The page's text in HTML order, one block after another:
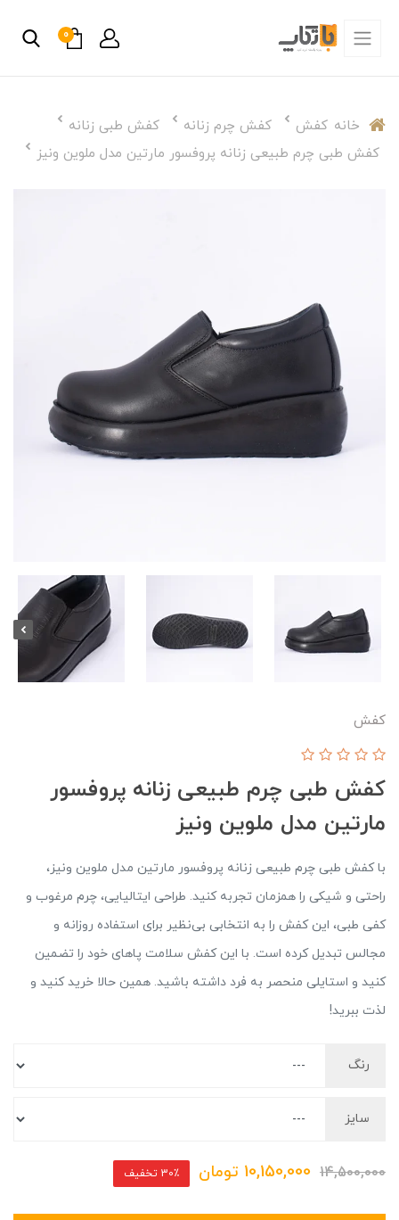
0
خانه کفش کفش چرم زنانه
کفش طبی زنانه
کفش طبی چرم طبیعی زنانه پروفسور مارتین مدل ملوین ونیز
کفش
کفش طبی چرم طبیعی زنانه پروفسور
مارتین مدل ملوین ونیز
با کفش طبی چرم طبیعی زنانه پروفسور مارتین مدل ملوین ونیز،
راحتی و شیکی را همزمان تجربه کنید. طراحی ایتالیایی، چرم مرغوب و
کفی طبی، این کفش را به انتخابی بی‌نظیر برای استفاده روزانه و
مجالس تبدیل کرده است. با این کفش سلامت پاهای خود را تضمین
کنید و استایلی منحصر به فرد داشته باشید. همین حالا خرید کنید و
لذت ببرید!
رنگ
سایز
14,500,000
10,150,000 تومان 30٪ تخفیف